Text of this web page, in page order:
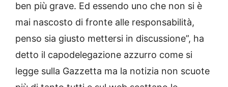
ben più grave. Ed essendo uno che non si è
mai nascosto di fronte alle responsabilità,
penso sia giusto mettersi in discussione”, ha
detto il capodelegazione azzurro come si
legge sulla Gazzetta ma la notizia non scuote